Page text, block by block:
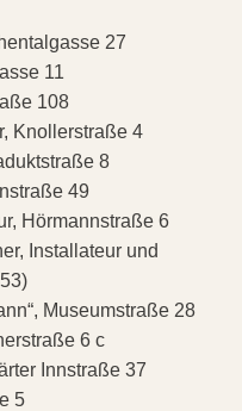
27
11
108
Knollerstraße 4
8
49
Hörmannstraße 6
Installateur und
Museumstraße 28
6 c
Innstraße 37
5